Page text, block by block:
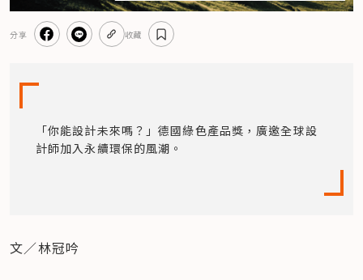
分享 收藏
「你能設計未來嗎？」德國綠色產品獎，廣邀全球設
計師加入永續環保的風潮。
文／林冠吟